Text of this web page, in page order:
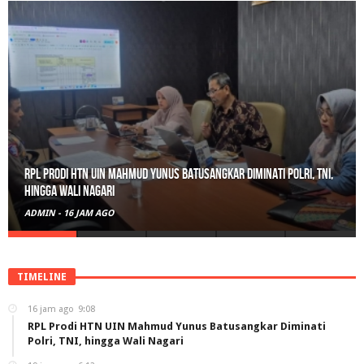
Gerebek Rumah di Tanah Datar, Satresnarkoba Padang Panjang
Amankan Pengedar Ganja Beserta 6 Paket Bukti
ADMIN - 19 JAM AGO
TIMELINE
16 jam ago 9:08
RPL Prodi HTN UIN Mahmud Yunus Batusangkar Diminati
Polri, TNI, hingga Wali Nagari